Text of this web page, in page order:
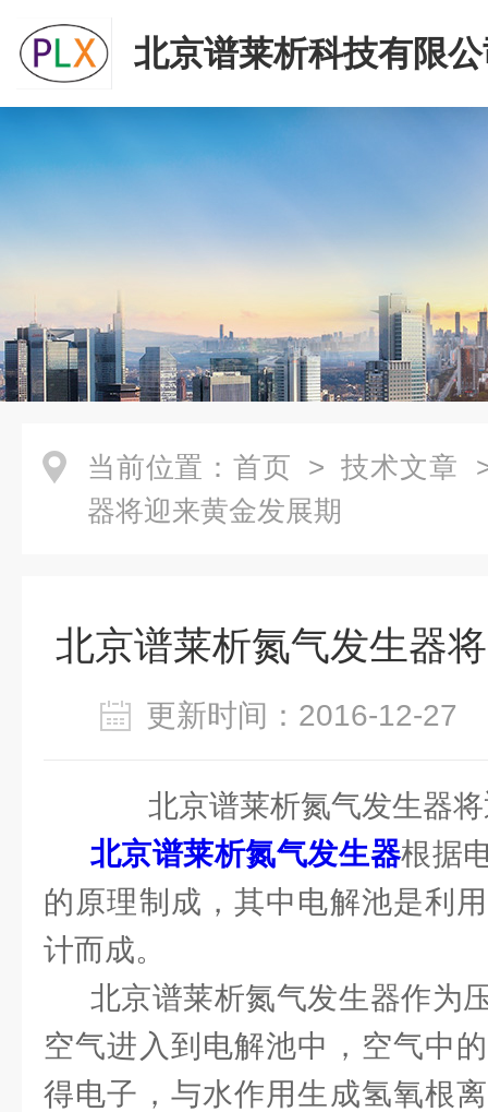
北京谱莱析科技有限
当前位置： 首页 > 技术文章
器将迎来黄金发展期
北京谱莱析氮气发生器
更新时间：2016-12-
北京谱莱析氮气发生器
北京谱莱析氮气发生器根据
的原理制成，其中电解池是利
计而成。
北京谱莱析氮气发生器作为
空气进入到电解池中，空气中
得电子，与水作用生成氢氧根